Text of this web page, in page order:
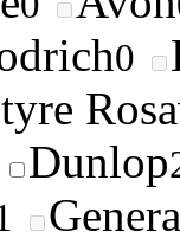
0
Dunlop